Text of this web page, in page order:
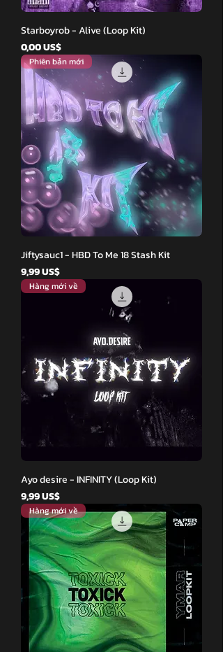
Starboyrob - Alive (Loop Kit)
Giá
0,00 US$
Phiên bản mới
Jiftysauc1 - HBD To Me 18 Stash Kit
Giá
9,99 US$
Hàng mới về
Ayo desire - INFINITY (Loop Kit)
Giá
9,99 US$
Hàng mới về